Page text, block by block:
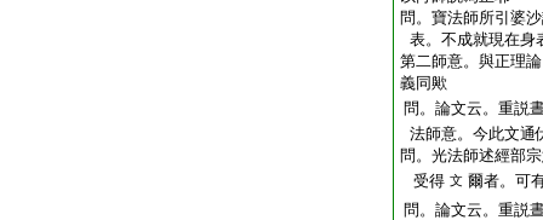
問。寶法師所引婆
表。不成就現在身
第二師意。與正理
義同歟
問。論文云。重説
法師意。今此文通
問。光法師述經部
受得 文 爾者。可
問。論文云。重説